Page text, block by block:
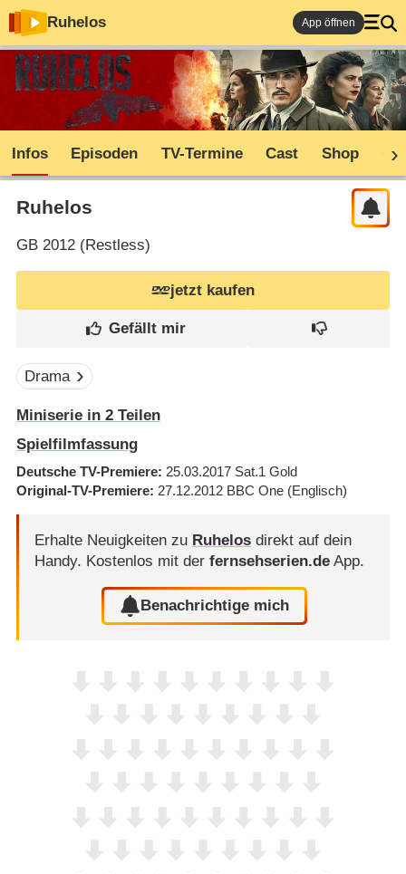
Ruhelos App öffnen
Infos Episoden TV-Termine Cast Shop
Ruhelos
GB2012 (Restless)
jetzt kaufen
Drama
Miniserie in 2 Teilen
Spielfilmfassung
Deutsche TV-Premiere 25.03.2017 Sat.1 Gold
Original-TV-Premiere 27.12.2012 BBC One (Englisch)
Erhalte Neuigkeiten zu Ruhelosdirekt auf dein
Handy. Kostenlos mit der fernsehserien.deApp.
Benachrichtige mich